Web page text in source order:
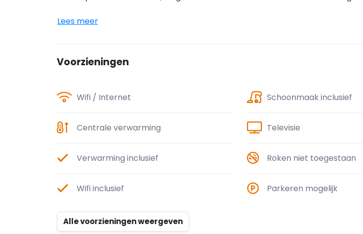
Lees meer
Voorzieningen
Wifi / Internet
Centrale verwarming
Verwarming inclusief
Wifi inclusief
Schoonmaak inclusief
Televisie
Roken niet toegestaan
Parkeren mogelijk
Alle voorzieningen weergeven